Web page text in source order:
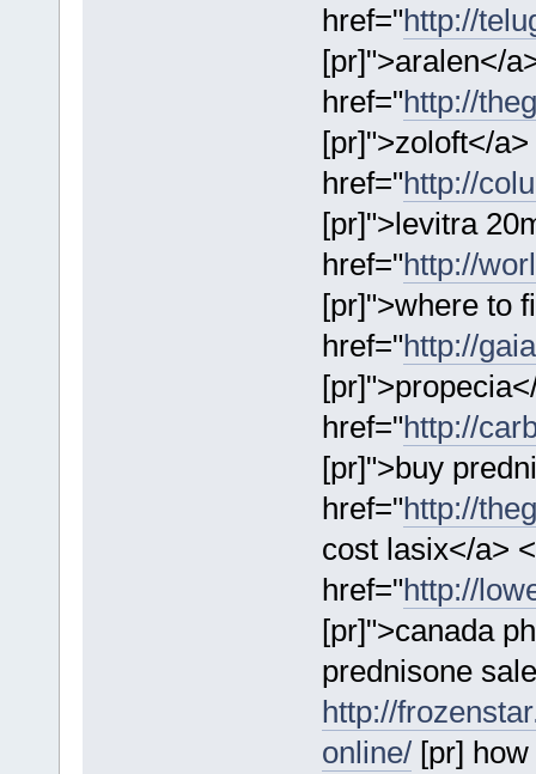
href="http://
[pr]">aralen</
href="http://
[pr]">zoloft</a>
href="http://
[pr]">levitra
href="http://
[pr]">where to
href="http://
href="http://
[pr]">buy
href="http://
cost lasix</a>
href="http://
[pr]">canada
prednisone
http://
online/[pr] how